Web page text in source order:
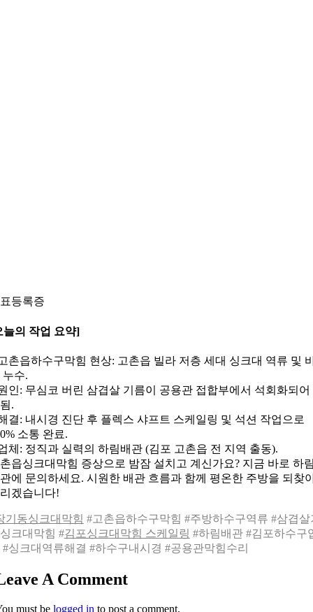
등록증
늘의 작업 요약]
촌읍하수구막힘 현상: 고촌읍 빌라 저층 세대 싱크대 역류 및
누수.
인: 무심코 버린 삼겹살 기름이 공용관 접합부에서 석회화되어
.
결: 내시경 진단 후 플렉스 샤프트 스케일링 및 석션 작업으로
소통 완료.
체: 정직과 실력의 하림배관 (김포 고촌읍 전 지역 출동).
읍싱크대막힘 증상으로 밤잠 설치고 계신가요? 지금 바로 하
에 문의하세요. 시원한 배관 흐름과 함께 평온한 주방을 되찾
겠습니다!
기동싱크대막힘 #고촌읍하수구막힘 #주방하수구역류 #삼겹살
크대막힘 #김포싱크대막힘 스케일링 #하림배관 #김포하수구
#싱크대역류해결 #하수구내시경 #공용관막힘수리
A Comment
must be logged in to post a comment.